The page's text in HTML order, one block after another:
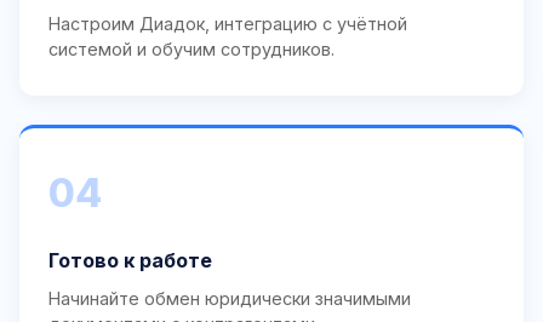
Настроим Диадок, интеграцию с учётной
системой и обучим сотрудников.
04
Готово к работе
Начинайте обмен юридически значимыми